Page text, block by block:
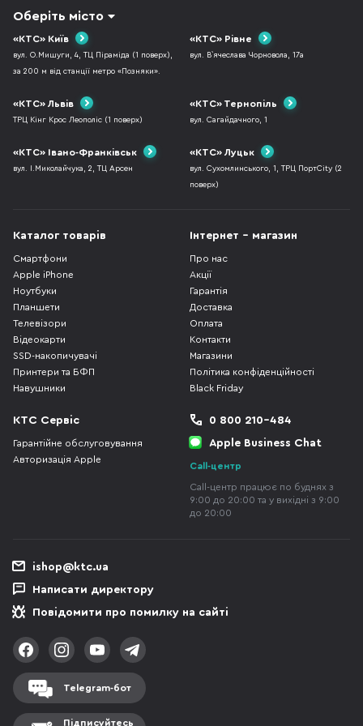
Оберіть місто
«КТС» Київ
вул. О.Мишуги, 4, ТЦ Піраміда (1 поверх),
за 200 м від станції метро «Позняки».
«КТС» Рівне
вул. В`ячеслава Чорновола, 17а
«КТС» Львів
ТРЦ Кінг Крос Леополіс (1 поверх)
«КТС» Тернопіль
вул. Сагайдачного, 1
«КТС» Івано-Франківськ
вул. І.Миколайчука, 2, ТЦ Арсен
«КТС» Луцьк
вул. Сухомлинського, 1, ТРЦ ПортCity (2
поверх)
Каталог товарів
Смартфони
Apple iPhone
Ноутбуки
Планшети
Телевізори
Відеокарти
SSD-накопичувачі
Принтери та БФП
Навушники
Інтернет - магазин
Про нас
Акції
Гарантія
Доставка
Оплата
Контакти
Магазини
Політика конфіденційності
Black Friday
КТС Сервіс
Гарантійне обслуговування
Авторизація Apple
0 800 210-484
Apple Business Chat
Call-центр
Call-центр працює по буднях з
9:00 до 20:00 та у вихідні з 9:00
до 20:00
ishop@ktc.ua
Написати директору
Повідомити про помилку на сайті
Telegram-бот
Підписуйтесь